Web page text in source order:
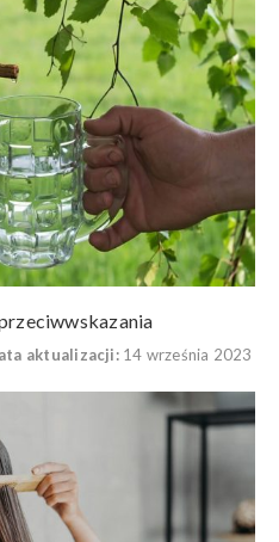
aktualizacji: 14 września 2023